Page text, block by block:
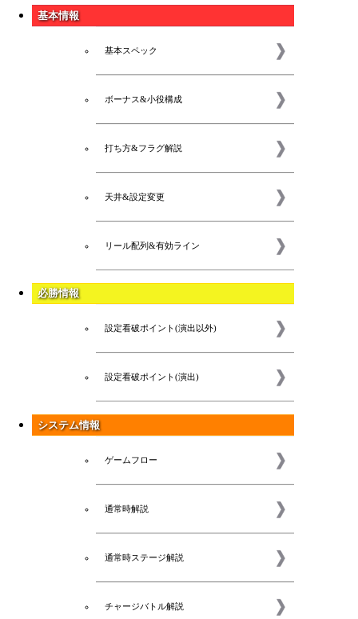
基本情報
基本スペック
ボーナス&小役構成
打ち方&フラグ解説
天井&設定変更
リール配列&有効ライン
必勝情報
設定看破ポイント(演出以外)
設定看破ポイント(演出)
システム情報
ゲームフロー
通常時解説
通常時ステージ解説
チャージバトル解説